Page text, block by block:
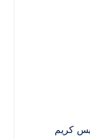
كريم